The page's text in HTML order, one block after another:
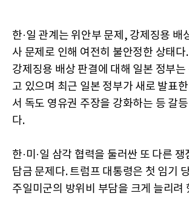
한·일 관계는 위안부 문제, 강제징용 배
사 문제로 인해 여전히 불안정한 상태다
강제징용 배상 판결에 대해 일본 정부
고 있으며 최근 일본 정부가 새로 발표
서 독도 영유권 주장을 강화하는 등 갈
다.
한·미·일 삼각 협력을 둘러싼 또 다른
담금 문제다. 트럼프 대통령은 첫 임기
주일미군의 방위비 부담을 크게 늘리려